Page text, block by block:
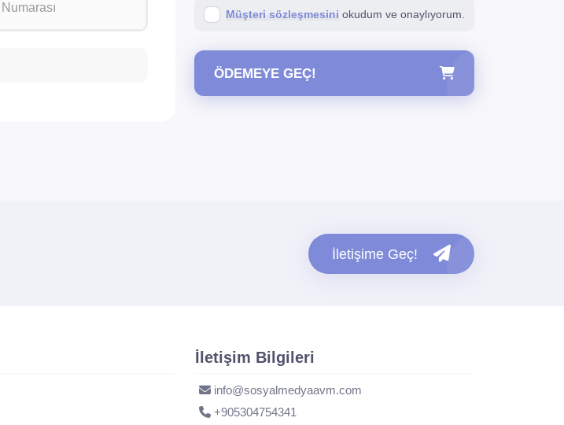
Müşteri sözleşmesini okudum ve onaylıyorum.
ÖDEMEYE GEÇ!
İletişime Geç!
İletişim Bilgileri
info@sosyalmedyaavm.com
+905304754341